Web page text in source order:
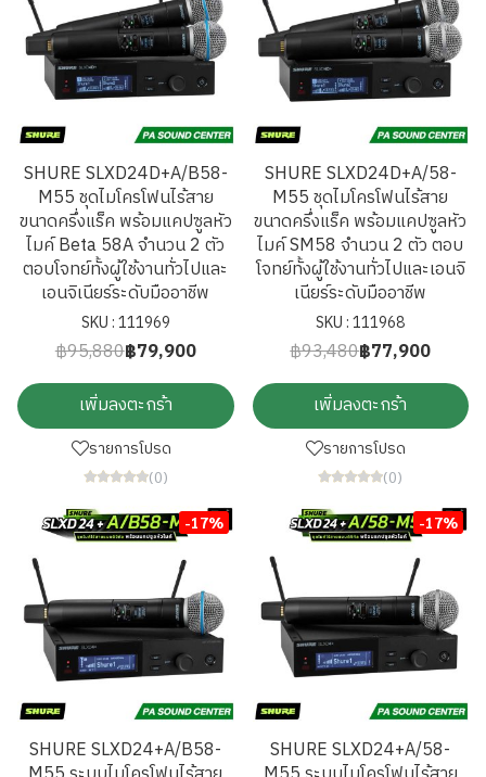
SHURE SLXD24D+A/B58-
M55 ชุดไมโครโฟนไร้สาย
ขนาดครึ่งแร็ค พร้อมแคปซูลหัว
ไมค์ Beta 58A จำนวน 2 ตัว
ตอบโจทย์ทั้งผู้ใช้งานทั่วไปและ
เอนจิเนียร์ระดับมืออาชีพ
SKU : 111969
฿95,880฿79,900
เพิ่มลงตะกร้า
รายการโปรด
(0)
SHURE SLXD24D+A/58-
M55 ชุดไมโครโฟนไร้สาย
ขนาดครึ่งแร็ค พร้อมแคปซูลหัว
ไมค์ SM58 จำนวน 2 ตัว ตอบ
โจทย์ทั้งผู้ใช้งานทั่วไปและเอนจิ
เนียร์ระดับมืออาชีพ
SKU : 111968
฿93,480฿77,900
เพิ่มลงตะกร้า
รายการโปรด
(0)
-17%
SHURE SLXD24+A/B58-
-17%
SHURE SLXD24+A/58-